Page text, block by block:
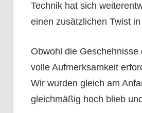
Technik hat sich
einen zusätzlichen Twist
Obwohl die
volle Aufmerksamkeit
Wir wurden gleich am
gleichmäßig hoch blieb